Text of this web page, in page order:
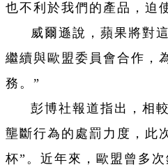
也不利於我們的產品，迫
威爾遜說，蘋果將對
繼續與歐盟委員會合作，
務。”
彭博社報道指出，相
壟斷行為的處罰力度，此
杯”。近年來，歐盟曾多